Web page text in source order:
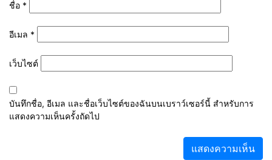
ชื่อ *
อีเมล *
เว็บไซต์
บันทึกชื่อ, อีเมล และชื่อเว็บไซต์ของฉันบนเบราว์เซอร์นี้ สำหรับการ
แสดงความเห็นครั้งถัดไป